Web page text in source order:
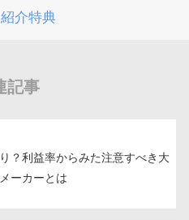
紹介特典
記事
？利益率からみた注意すべき大
ーカーとは